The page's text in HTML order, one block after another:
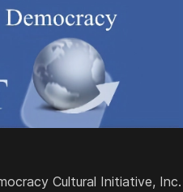
Cultural Initiative, Inc.